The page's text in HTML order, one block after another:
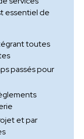
essentiel de
toutes
passés pour
et par